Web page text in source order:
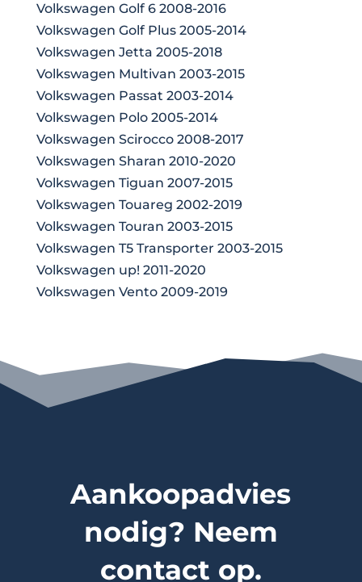
Volkswagen Golf 6 2008-2016
Volkswagen Golf Plus 2005-2014
Volkswagen Jetta 2005-2018
Volkswagen Multivan 2003-2015
Volkswagen Passat 2003-2014
Volkswagen Polo 2005-2014
Volkswagen Scirocco 2008-2017
Volkswagen Sharan 2010-2020
Volkswagen Tiguan 2007-2015
Volkswagen Touareg 2002-2019
Volkswagen Touran 2003-2015
Volkswagen T5 Transporter 2003-2015
Volkswagen up! 2011-2020
Volkswagen Vento 2009-2019
Aankoopadvies
nodig? Neem
contact op.